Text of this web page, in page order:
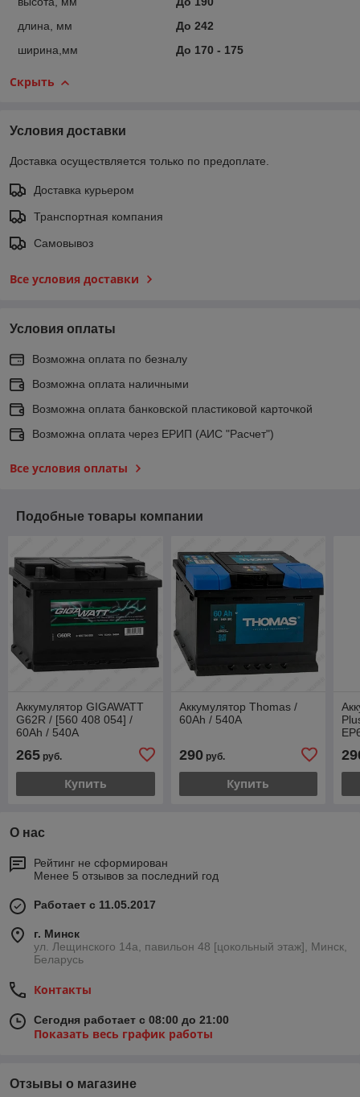
длина, мм
До 242
ширина,мм
До 170 - 175
Скрыть
Условия доставки
Доставка осуществляется только по предоплате.
Доставка курьером
Транспортная компания
Самовывоз
Все условия доставки
Условия оплаты
Возможна оплата по безналу
Возможна оплата наличными
Возможна оплата банковской пластиковой карточкой
Возможна оплата через ЕРИП (АИС "Расчет")
Все условия оплаты
Подобные товары компании
Аккумулятор GIGAWATT
G62R / [560 408 054] /
60Ah / 540А
265 руб.
Купить
Аккумулятор Thomas /
60Ah / 540А
290руб.
Купить
О нас
Рейтинг не сформирован
Менее 5 отзывов за последний год
Работает с 11.05.2017
г. Минск
ул. Лещинского 14а, павильон 48 [цокольный этаж], Минск,
Беларусь
Контакты
Сегодня работает с 08:00 до 21:00
Показать весь график работы
Отзывы о магазине